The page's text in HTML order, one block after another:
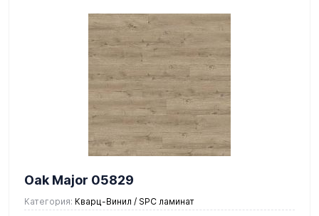
Oak Major 05829
Категория: Кварц-Винил / SPC ламинат